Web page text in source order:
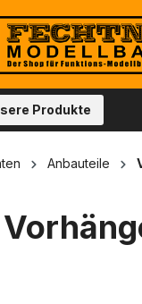
springen
Produkte
Anbauteile